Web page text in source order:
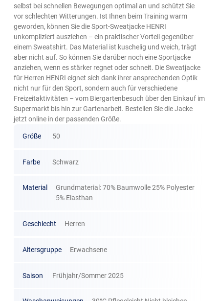
selbst bei schnellen Bewegungen optimal an und schützt Sie
vor schlechten Witterungen. Ist Ihnen beim Training warm
geworden, können Sie die Sport-Sweatjacke HENRI
unkompliziert ausziehen – ein praktischer Vorteil gegenüber
einem Sweatshirt. Das Material ist kuschelig und weich, trägt
aber nicht auf. So können Sie darüber noch eine Sportjacke
anziehen, wenn es stärker regnet oder schneit. Die Sweatjacke
für Herren HENRI eignet sich dank ihrer ansprechenden Optik
nicht nur für den Sport, sondern auch für verschiedene
Freizeitaktivitäten – vom Biergartenbesuch über den Einkauf im
Supermarkt bis hin zur Gartenarbeit. Bestellen Sie die Jacke
jetzt online in der passenden Größe.
Größe 50
Farbe Schwarz
Material
Grundmaterial: 70% Baumwolle 25% Polyester
5% Elasthan
Geschlecht Herren
Altersgruppe Erwachsene
Saison Frühjahr/Sommer 2025